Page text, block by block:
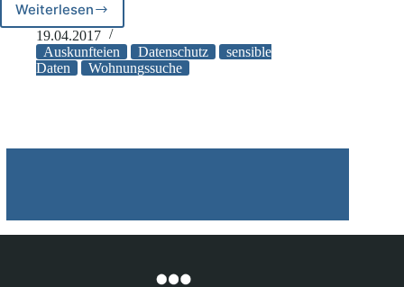
Weiterlesen
Deutscher
Mieterbund
kritisiert
Datenschutz
19.04.2017
Auskunfteien
Datenschutz
sensible
Daten
Wohnungssuche